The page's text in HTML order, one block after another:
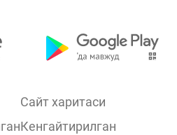
Сайт харитаси
Кенгайтирилган